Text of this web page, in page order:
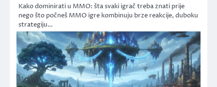
Kako dominirati u MMO: šta svaki igrač treba znati prije
nego što počneš MMO igre kombinuju brze reakcije, duboku
strategiju…